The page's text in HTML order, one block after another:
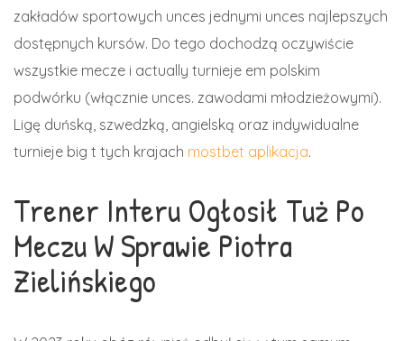
zakładów sportowych unces jednymi unces najlepszych
dostępnych kursów. Do tego dochodzą oczywiście
wszystkie mecze i actually turnieje em polskim
podwórku (włącznie unces. zawodami młodzieżowymi).
Ligę duńską, szwedzką, angielską oraz indywidualne
turnieje big t tych krajach mostbet aplikacja.
Trener Interu Ogłosił Tuż Po
Meczu W Sprawie Piotra
Zielińskiego